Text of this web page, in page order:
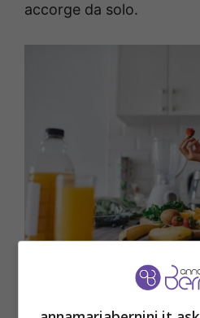
accorge da solo.
Poca concentrazione e cattivo
aspetti – Annamariabernini.it